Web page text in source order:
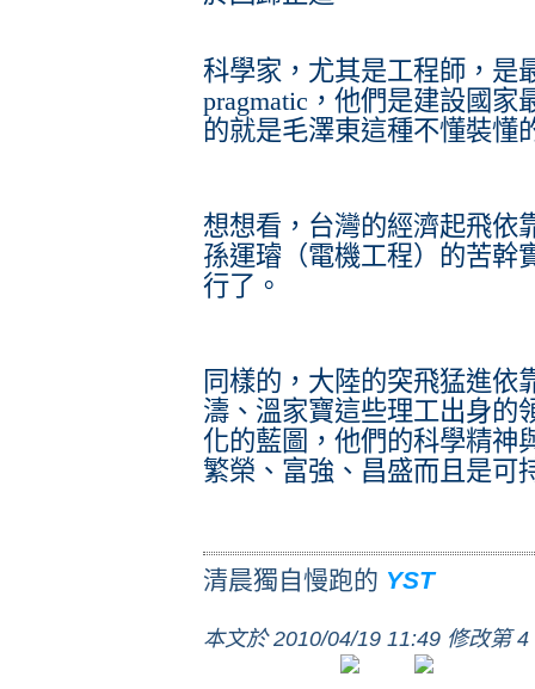
科學家，尤其是工程師，是
pragmatic，他們是建設國
的就是毛澤東這種不懂裝懂
想想看，台灣的經濟起飛依
孫運璿（電機工程）的苦幹
行了。
同樣的，大陸的突飛猛進依
濤、溫家寶這些理工出身的
化的藍圖，他們的科學精神
繁榮、富強、昌盛而且是可
清晨獨自慢跑的 YST
本文於2010/04/19 11:49 修改第 4